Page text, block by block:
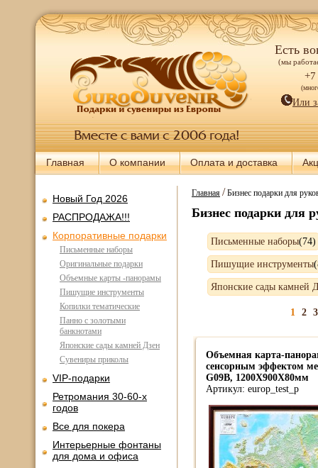
Есть
(мы
+7
Или
Главная О компании Оплата и доставка
Новый Год 2026
РАСПРОДАЖА!!!
Корпоративные подарки
Письменные наборы
Оригинальные подарки
Объемные карты -панорамы
Пишущие инструменты
Копилки тематические
Панно с золотыми
банкнотами
Японские сады камней Дзен
Сувениры приколы
VIP-подарки
Ретромания 30-60-х
годов
Все для покера
Интерьерные фонтаны
для дома и офиса
Главная/Бизнес подарки для
Бизнес подарки для
Письменные наборы(74)
Пишущие инструменты
Японские сады камней
1 2 3
Объемная карта-
сенсорным эффектом
G09B, 1200Х900Х80мм
Артикул: europ_test_p